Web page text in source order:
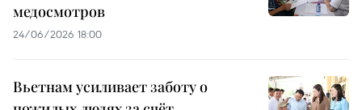
медосмотров
24/06/2026 18:00
Вьетнам усиливает заботу о